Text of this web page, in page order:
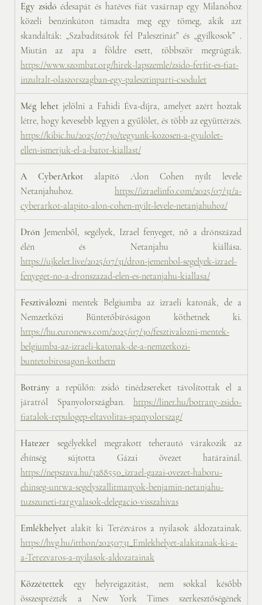
Egy zsidó édesapát és hatéves fiát vasárnap egy Milanóhoz
közeli benzinkúton támadta meg egy tömeg, akik azt
skandálták: „Szabadítsátok fel Palesztinát” és „gyilkosok” .
https://www.szombat.org/hirek-lapszemle/zsido-ferfit-es-fiat-
inzultalt-olaszorszagban-egy-palesztinparti-csodulet
Még lehet jelölni a Fahidi Éva-díjra, amelyet azért hoztak
https://kibic.hu/2025/07/30/tegyunk-kozosen-a-gyulolet-
ellen-ismerjuk-el-a-bator-kiallast/
A CyberArkot alapító Alon Cohen nyílt levele
Netanjahuhoz. https://izraelinfo.com/2025/07/31/a-
cyberarkot-alapito-alon-cohen-nyilt-levele-netanjahuhoz/
Drón Jemenből, segélyek, Izrael fenyeget, nő a drónszázad
https://ujkelet.live/2025/07/31/dron-jemenbol-segelyek-izrael-
fenyeget-no-a-dronszazad-elen-es-netanjahu-kiallasa/
Fesztiválozni mentek Belgiumba az izraeli katonák, de a
https://hu.euronews.com/2025/07/30/fesztivalozni-mentek-
belgiumba-az-izraeli-katonak-de-a-nemzetkozi-
buntetobirosagon-kothetn
Botrány a repülőn: zsidó tinédzsereket távolítottak el a
járatról Spanyolországban. https://liner.hu/botrany-zsido-
fiatalok-repulogep-eltavolitas-spanyolorszag/
Hatezer segélyekkel megrakott teherautó várakozik az
https://nepszava.hu/3288550_izrael-gazai-ovezet-haboru-
ehinseg-unrwa-segelyszallitmanyok-benjamin-netanjahu-
tuzszuneti-targyalasok-delegacio-visszahivas
Emlékhelyet
https://hvg.hu/itthon/20250731_Emlekhelyet-alakitanak-ki-a-
a-Terezvaros-a-nyilasok-aldozatainak
Közzétettek egy helyreigazítást, nem sokkal később
összesprézték a New York Times szerkesztőségének